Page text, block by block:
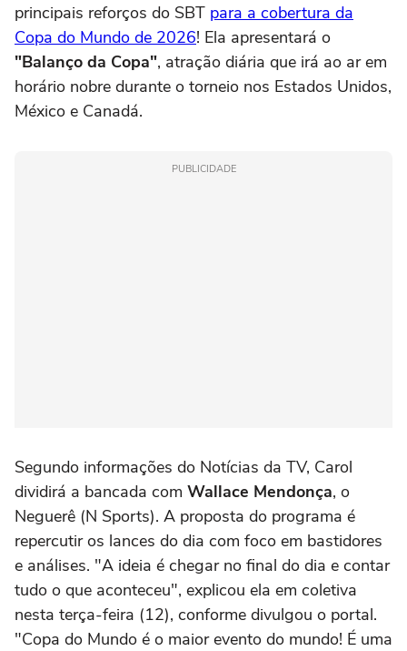
principais reforços do SBT para a cobertura da
Copa do Mundo de 2026! Ela apresentará o
"Balanço da Copa", atração diária que irá ao ar em
horário nobre durante o torneio nos Estados Unidos,
México e Canadá.
PUBLICIDADE
Segundo informações do Notícias da TV, Carol
dividirá a bancada com Wallace Mendonça, o
Neguerê (N Sports). A proposta do programa é
repercutir os lances do dia com foco em bastidores
e análises. "A ideia é chegar no final do dia e contar
tudo o que aconteceu", explicou ela em coletiva
nesta terça-feira (12), conforme divulgou o portal.
"Copa do Mundo é o maior evento do mundo! É uma